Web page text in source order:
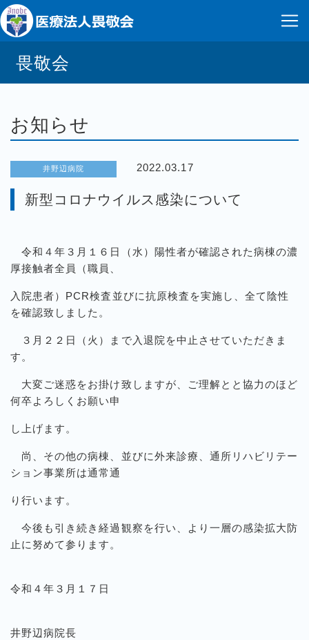
畏敬会
お知らせ
井野辺病院 2022.03.17
新型コロナウイルス感染について
令和４年３月１６日（水）陽性者が確認された病棟の濃
厚接触者全員（職員、
入院患者）PCR検査並びに抗原検査を実施し、全て陰性
を確認致しました。
３月２２日（火）まで入退院を中止させていただきま
す。
大変ご迷惑をお掛け致しますが、ご理解とと協力のほど
何卒よろしくお願い申
し上げます。
尚、その他の病棟、並びに外来診療、通所リハビリテー
ション事業所は通常通
り行います。
今後も引き続き経過観察を行い、より一層の感染拡大防
止に努めて参ります。
令和４年３月１７日
井野辺病院長